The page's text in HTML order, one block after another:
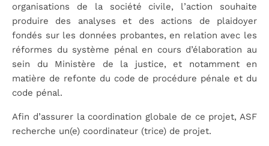
organisations de la société civile, l’action souhaite
produire des analyses et des actions de plaidoyer
fondés sur les données probantes, en relation avec les
réformes du système pénal en cours d’élaboration au
sein du Ministère de la justice, et notamment en
matière de refonte du code de procédure pénale et du
code pénal.
Afin d’assurer la coordination globale de ce projet, ASF
recherche un(e) coordinateur (trice) de projet.